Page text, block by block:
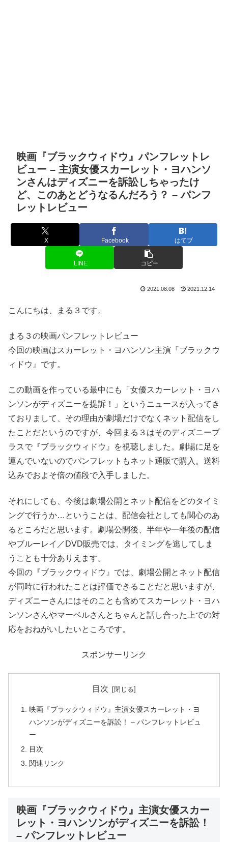
映画『ブラックウィドウ』パンフレットレ
ビュー – 主演女優スカーレット・ヨハンソ
ンさんはディズニーを訴訟しちゃったけ
ど、このあとどうなるんだろう？ – パンフ
レットレビュー
X Facebook はてブ
LINE コピー
2021.08.08 2021.12.14
こんにちは、まる３です。
まる３の映画パンフレットレビュー
今回の映画はスカーレット・ヨハンソン主演『ブラックウ
ィドウ』です。
この動画を作っている最中にも「女優スカーレット・ヨハ
ンソンがディズニーを提訴！」というニュースが入ってき
ておりまして、その理由が劇場だけでなくネット配信をし
たことだというのですが、今回まる３はそのディズニープ
ラスで『ブラックウィドウ』を視聴しました。劇場に足を
運んでいないのでパンフレットもネット通販で購入。送料
込みでおよそ倍の値段で入手しました。
それにしても、今後は劇場公開とネット配信をどのタイミ
ングで行うか…ということは、配信会社としても関心のあ
るところだと思います。劇場公開後、半年や一年後の配信
やブルーレイ／DVD販売では、タイミングを逃してしま
うことも十分ありえます。
今回の『ブラックウィドウ』では、劇場公開とネット配信
が同時に行われたことは評価できることだと思いますが、
ディズニーさんにはそのことも含めてスカーレット・ヨハ
ンソンさんやマーベルさんとちゃんと話し合った上での対
応をおねがいしたいところです。
スポンサーリンク
目次
映画『ブラックウィドウ』主演女優スカーレット・ヨ
ハンソンがディズニーを訴訟！ – パンフレットレビュ
ー
目次
関連リンク
映画『ブラックウィドウ』主演女優スカー
レット・ヨハンソンがディズニーを訴訟！
– パンフレットレビュー